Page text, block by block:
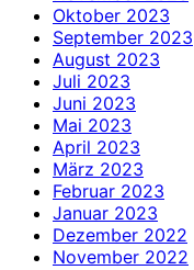
Oktober 2023
September 2023
August 2023
Juli 2023
Juni 2023
Mai 2023
April 2023
März 2023
Februar 2023
Januar 2023
Dezember 2022
November 2022